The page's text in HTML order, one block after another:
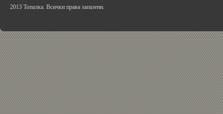
2013 Топалка. Всички права запазени.